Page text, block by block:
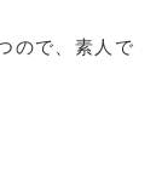
ので、素人で